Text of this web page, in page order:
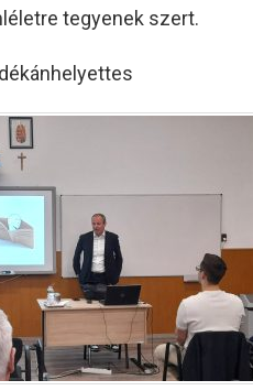
tegyenek szert.